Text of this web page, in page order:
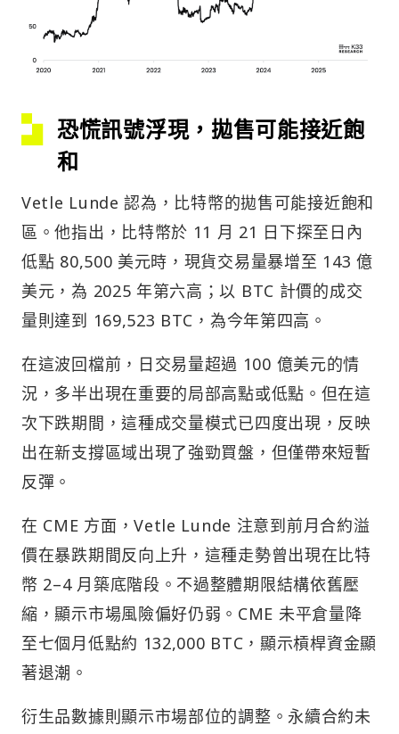
恐慌訊號浮現，拋售可能接近飽
和
Vetle Lunde 認為，比特幣的拋售可能接近飽和
區。他指出，比特幣於 11 月 21 日下探至日內
低點 80,500 美元時，現貨交易量暴增至 143 億
美元，為 2025 年第六高；以 BTC 計價的成交
量則達到 169,523 BTC，為今年第四高。
在這波回檔前，日交易量超過 100 億美元的情
況，多半出現在重要的局部高點或低點。但在這
次下跌期間，這種成交量模式已四度出現，反映
出在新支撐區域出現了強勁買盤，但僅帶來短暫
反彈。
在 CME 方面，Vetle Lunde 注意到前月合約溢
價在暴跌期間反向上升，這種走勢曾出現在比特
幣 2–4 月築底階段。不過整體期限結構依舊壓
縮，顯示市場風險偏好仍弱。CME 未平倉量降
至七個月低點約 132,000 BTC，顯示槓桿資金顯
著退潮。
衍生品數據則顯示市場部位的調整。永續合約未